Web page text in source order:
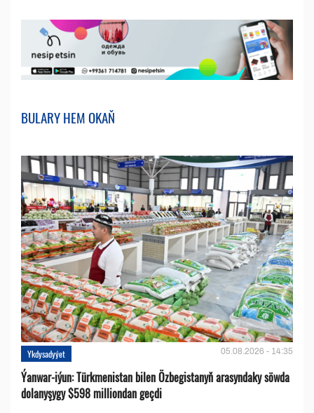
BULARY HEM OKAŇ
Ykdysadyýet 05.08.2026 - 14:35
Ýanwar-iýun: Türkmenistan bilen Özbegistanyň arasyndaky söwda
dolanyşygy $598 milliondan geçdi